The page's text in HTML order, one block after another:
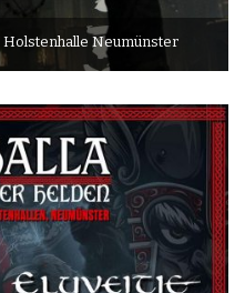
Holstenhalle Neumünster